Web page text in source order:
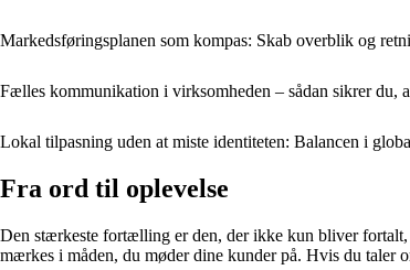
Markedsføringsplanen som kompas: Skab overblik og
Fælles kommunikation i virksomheden – sådan sikrer du,
Lokal tilpasning uden at miste identiteten: Balancen i
Fra ord til oplevelse
Den stærkeste fortælling er den, der ikke kun bliver
mærkes i måden, du møder dine kunder på. Hvis du taler